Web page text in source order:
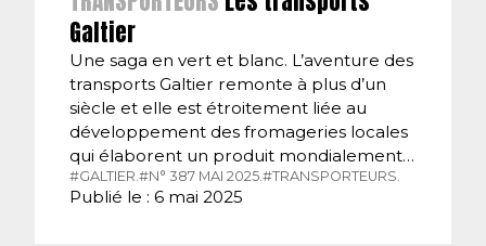
Galtier
Une saga en vert et blanc. L’aventure des
transports Galtier remonte à plus d’un
siècle et elle est étroitement liée au
développement des fromageries locales
qui élaborent un produit mondialement…
#GALTIER.#N° 387 MAI 2025.#TRANSPORTEURS.
Publié le : 6 mai 2025